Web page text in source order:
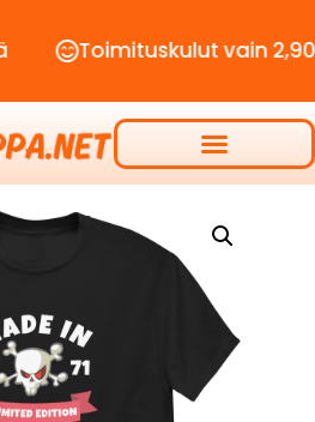
Toimituskulut vain 2,90€